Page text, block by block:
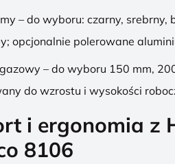
– do wyboru: czarny, srebrny,
opcjonalnie polerowane
gazowy – do wyboru 150 mm,
do wzrostu i wysokości
i ergonomia z
8106